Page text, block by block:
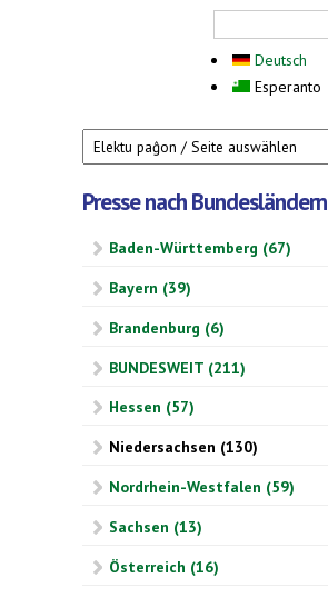
Deutsch
Esperanto
Presse nach Bundesländern
Baden-Württemberg (67)
Bayern (39)
Brandenburg (6)
BUNDESWEIT (211)
Hessen (57)
Niedersachsen (130)
Nordrhein-Westfalen (59)
Sachsen (13)
Österreich (16)